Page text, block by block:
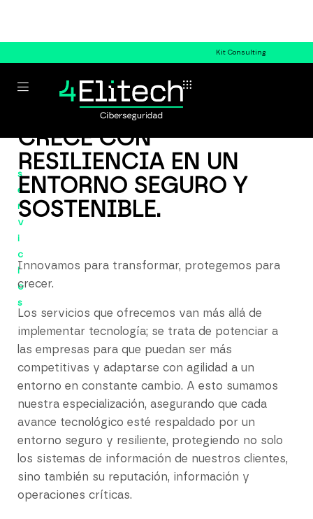
Kit Consulting
s
e
r
v
i
c
i
o
s
CRECE CON
RESILIENCIA EN UN
ENTORNO SEGURO Y
SOSTENIBLE.
Innovamos para transformar, protegemos para
crecer.
Los servicios que ofrecemos van más allá de
implementar tecnología; se trata de potenciar a
las empresas para que puedan ser más
competitivas y adaptarse con agilidad a un
entorno en constante cambio. A esto sumamos
nuestra especialización, asegurando que cada
avance tecnológico esté respaldado por un
entorno seguro y resiliente, protegiendo no solo
los sistemas de información de nuestros clientes,
sino también su reputación, información y
operaciones críticas.